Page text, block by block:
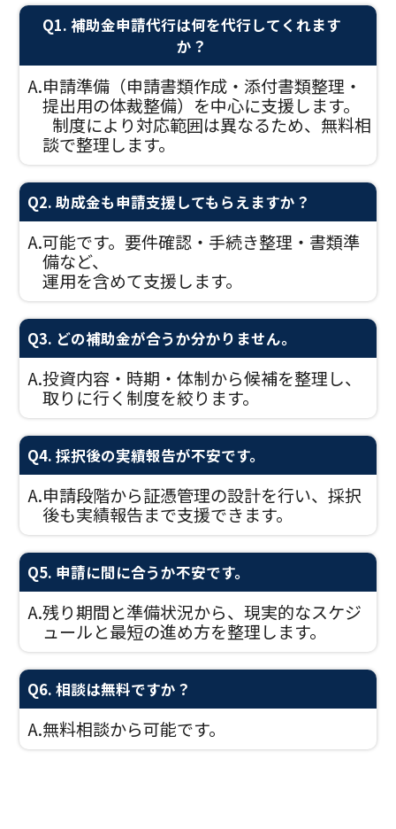
Q1. 補助金申請代行は何を代行してくれます
か？
A.申請準備（申請書類作成・添付書類整理・
提出用の体裁整備）を中心に支援します。
制度により対応範囲は異なるため、無料相
談で整理します。
Q2. 助成金も申請支援してもらえますか？
A.可能です。要件確認・手続き整理・書類準
備など、
運用を含めて支援します。
Q3. どの補助金が合うか分かりません。
A.投資内容・時期・体制から候補を整理し、
取りに行く制度を絞ります。
Q4. 採択後の実績報告が不安です。
A.申請段階から証憑管理の設計を行い、採択
後も実績報告まで支援できます。
Q5. 申請に間に合うか不安です。
A.残り期間と準備状況から、現実的なスケジ
ュールと最短の進め方を整理します。
Q6. 相談は無料ですか？
A.無料相談から可能です。